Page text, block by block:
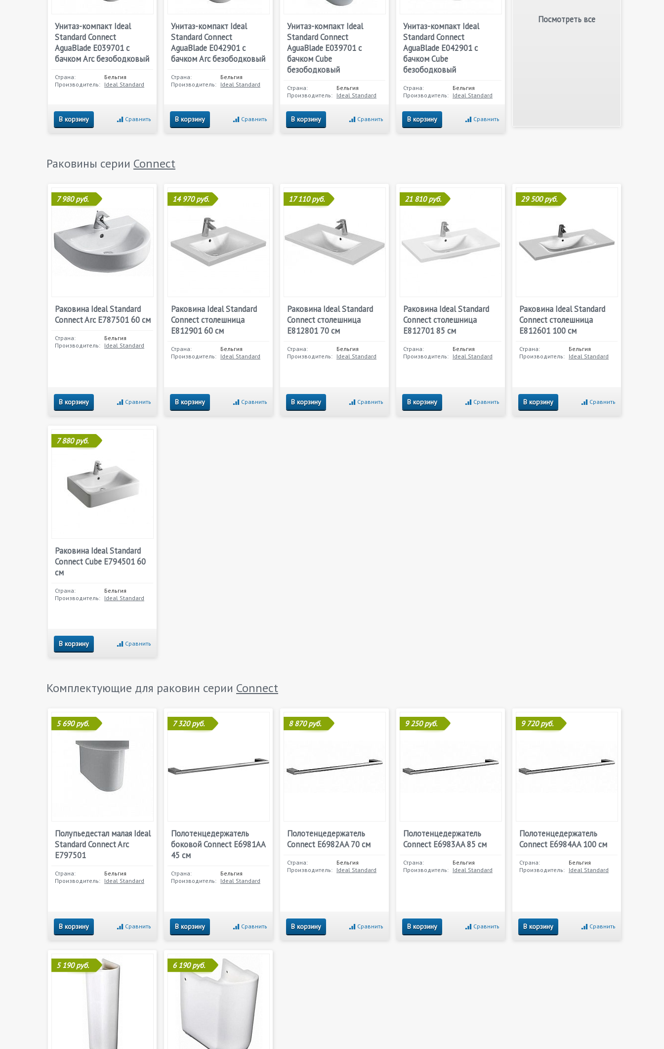
Унитаз-компакт Ideal
Standard Connect
AguaBlade E039701 с
бачком Arc безободковый
Страна:
Бельгия
Производитель: Ideal Standard
В корзину Сравнить
Унитаз-компакт Ideal
Standard Connect
AguaBlade E042901 с
бачком Arc безободковый
Страна:
Бельгия
Производитель: Ideal Standard
В корзину Сравнить
Унитаз-компакт Ideal
Standard Connect
AguaBlade E039701 с
бачком Cube
безободковый
Страна:
Бельгия
Производитель: Ideal Standard
В корзину Сравнить
Унитаз-компакт Ideal
Standard Connect
AguaBlade E042901 с
бачком Cube
безободковый
Страна:
Бельгия
Производитель: Ideal Standard
В корзину Сравнить
Посмотреть все
Раковины серии Connect
7 980 руб.
Раковина Ideal Standard
Connect Arc E787501 60 см
Страна:
Бельгия
Производитель: Ideal Standard
В корзину Сравнить
14 970 руб.
Раковина Ideal Standard
Connect столешница
E812901 60 см
Страна:
Бельгия
Производитель: Ideal Standard
В корзину Сравнить
17 110 руб.
Раковина Ideal Standard
Connect столешница
E812801 70 см
Страна:
Бельгия
Производитель: Ideal Standard
В корзину Сравнить
21 810 руб.
Раковина Ideal Standard
Connect столешница
E812701 85 см
Страна:
Бельгия
Производитель: Ideal Standard
В корзину Сравнить
29 500 руб.
Раковина Ideal Standard
Connect столешница
E812601 100 см
Страна:
Бельгия
Производитель: Ideal Standard
В корзину Сравнить
7 880 руб.
Раковина Ideal Standard
Connect Cube E794501 60
см
Страна:
Бельгия
Производитель: Ideal Standard
В корзину Сравнить
Комплектующие для раковин серии Connect
5 690 руб.
Полупьедестал малая Ideal
Standard Connect Arc
E797501
Страна:
Бельгия
Производитель: Ideal Standard
В корзину Сравнить
7 320 руб.
Полотенцедержатель
боковой Connect E6981AA
45 см
Страна:
Бельгия
Производитель: Ideal Standard
В корзину Сравнить
8 870 руб.
Полотенцедержатель
Connect E6982AA 70 см
Страна:
Бельгия
Производитель: Ideal Standard
В корзину Сравнить
9 250 руб.
Полотенцедержатель
Connect E6983AA 85 см
Страна:
Бельгия
Производитель: Ideal Standard
В корзину Сравнить
9 720 руб.
Полотенцедержатель
Connect E6984AA 100 см
Страна:
Бельгия
Производитель: Ideal Standard
В корзину Сравнить
5 190 руб. 6 190 руб.